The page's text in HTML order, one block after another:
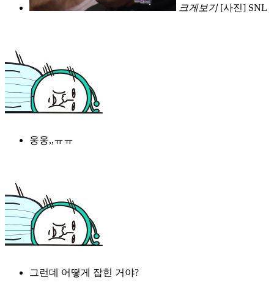
크게보기 [사진] SNL
웅웅,,ㅠㅠ
그런데 어떻게 잡힌 거야?